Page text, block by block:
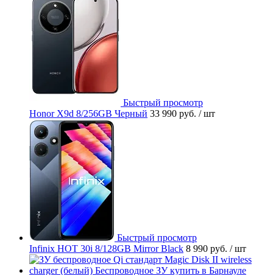
Быстрый просмотр
Honor X9d 8/256GB Черный 33 990 руб. / шт
Быстрый просмотр
Infinix HOT 30i 8/128GB Mirror Black 8 990 руб. / шт